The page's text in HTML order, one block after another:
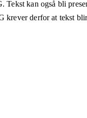
kan også bli
krever derfor at tekst